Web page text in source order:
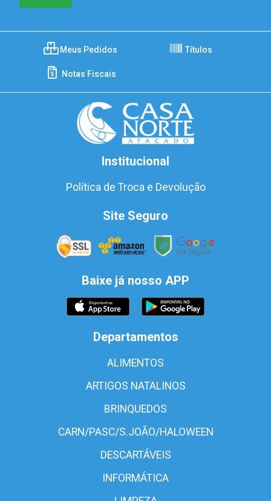
Meus Pedidos Títulos
Notas Fiscais
Institucional
Política de Troca e Devolução
Site Seguro
Baixe já nosso APP
Departamentos
ALIMENTOS
ARTIGOS NATALINOS
BRINQUEDOS
CARN/PASC/S.JOÃO/HALOWEEN
DESCARTÁVEIS
INFORMÁTICA